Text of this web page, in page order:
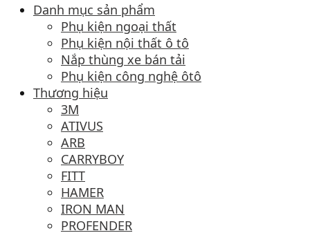
Danh mục sản phẩm
Phụ kiện ngoại thất
Phụ kiện nội thất ô tô
Nắp thùng xe bán tải
Phụ kiện công nghệ ôtô
Thương hiệu
3M
ATIVUS
ARB
CARRYBOY
FITT
HAMER
IRON MAN
PROFENDER